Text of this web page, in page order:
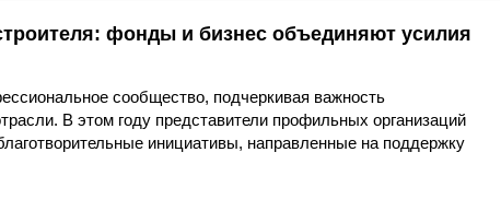
фонды и бизнес объединяют усилия
сообщество, подчеркивая важность
В этом году представители профильных организаций
инициативы, направленные на поддержку